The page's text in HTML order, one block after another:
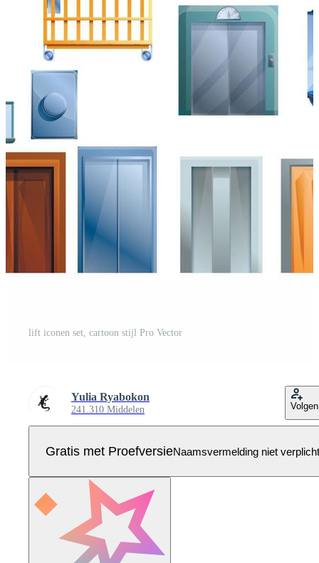
lift iconen set, cartoon stijl Pro Vector
Yulia Ryabokon
241.310 Middelen Volgen
Gratis met ProefversieNaamsvermelding niet verplicht